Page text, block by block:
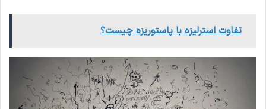
تفاوت استرلیزه با پاستوریزه چیست؟